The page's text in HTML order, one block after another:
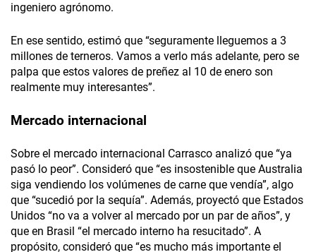
ingeniero agrónomo.
En ese sentido, estimó que “seguramente lleguemos a 3
millones de terneros. Vamos a verlo más adelante, pero se
palpa que estos valores de preñez al 10 de enero son
realmente muy interesantes”.
Mercado internacional
Sobre el mercado internacional Carrasco analizó que “ya
pasó lo peor”. Consideró que “es insostenible que Australia
siga vendiendo los volúmenes de carne que vendía”, algo
que “sucedió por la sequía”. Además, proyectó que Estados
Unidos “no va a volver al mercado por un par de años”, y
que en Brasil “el mercado interno ha resucitado”. A
propósito, consideró que “es mucho más importante el